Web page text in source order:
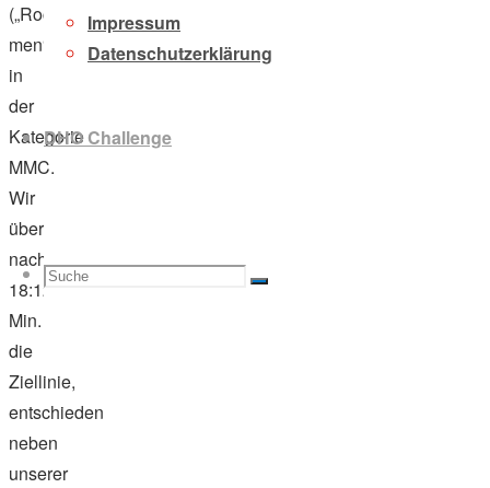
Impressum
Datenschutzerklärung
DHO Challenge
Suche
Suchen
nach:
Suche
(„Rocket
men“)
in
der
Kategorie
MMC.
Wir
überquerten
nach
18:12,46
Min.
die
Ziellinie,
entschieden
neben
unserer